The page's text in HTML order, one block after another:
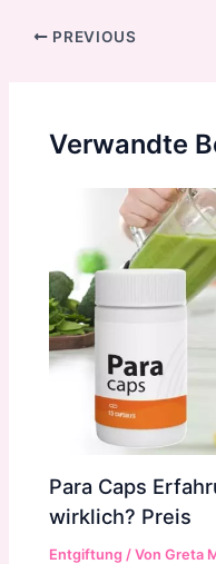
Post
PREVIOUS
Verwandte
Para Caps
wirklich? Preis
Entgiftung / VonGreta